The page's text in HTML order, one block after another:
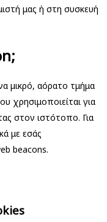
μας ή στη συσκευή
μικρό, αόρατο τμήμα
χρησιμοποιείται για
στον ιστότοπο. Για
με εσάς
beacons.